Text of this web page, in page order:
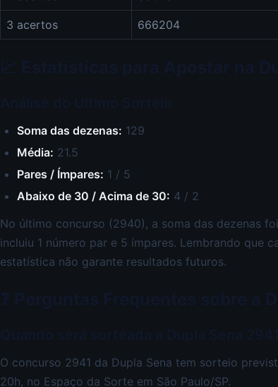
3 acertos 666204
Soma das dezenas: 129
Média: 21.5
Pares / Ímpares: 1 / 5
Abaixo de 30 / Acima de 30: 4 / 2
No último concurso (2940), a soma das dezenas
incluiu 1 número par e 5 ímpares. Lembrando que
estatística não garante resultados futuros.
O concurso 2941 da Dupla Sena tem sorteio
20h, no Espaço da Sorte em São Paulo/SP.